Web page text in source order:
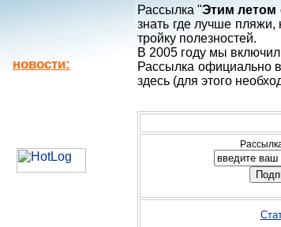
новости:
Рассылка "Этим летом
знать где лучше
тройку полезностей.
В 2005 году мы
Рассылка официально
здесь (для этого